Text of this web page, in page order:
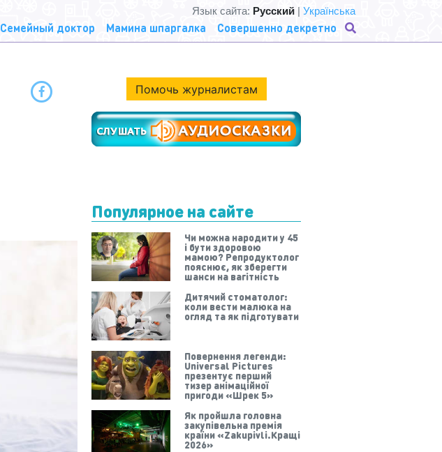
Семейный доктор Мамина шпаргалка Совершенно декретно
Язык сайта: Русский | Українська
Помочь журналистам
Популярное на сайте
Чи можна народити у 45
і бути здоровою
мамою? Репродуктолог
пояснює, як зберегти
шанси на вагітність
Дитячий стоматолог:
коли вести малюка на
огляд та як підготувати
Повернення легенди:
Universal Pictures
презентує перший
тизер анімаційної
пригоди «Шрек 5»
Як пройшла головна
закупівельна премія
країни «Zakupivli.Кращі
2026»